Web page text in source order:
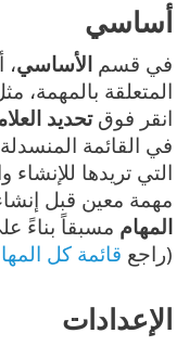
أساسي
في قسم الأساسي،
المتعلقة بالمهمة،
انقر فوقتحديد
في القائمة المنسدلة
التي تريدها
مهمة معين قبل
المهام مسبقاً بناءً
(راجع قائمة كل
الإعدادات